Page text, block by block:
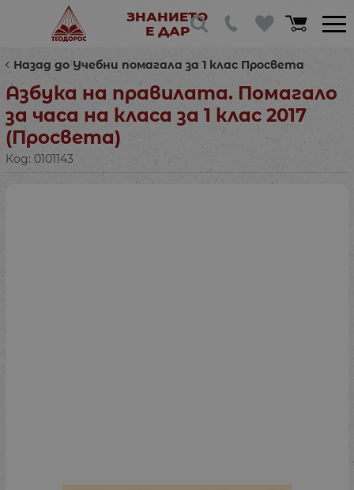
ЗНАНИЕТО
Е ДАР
Назад до Учебни помагала за 1 клас Просвета
Азбука на правилата. Помагало
за часа на класа за 1 клас 2017
(Просвета)
Код: 0101143